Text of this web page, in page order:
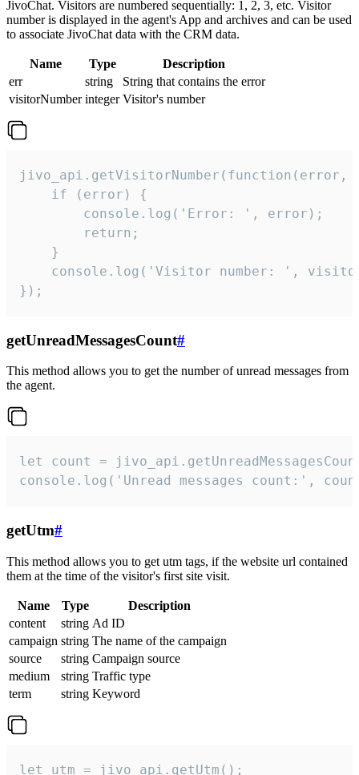
JivoChat. Visitors are numbered sequentially: 1, 2, 3, etc. Visitor
number is displayed in the agent's App and archives and can be used
to associate JivoChat data with the CRM data.
Name Type
Description
err
string
String that contains the error
visitorNumber integer Visitor's number
jivo_api.getVisitorNumber(function(error,
    if (error) {
        console.log('Error: ', error);
        return;
    }
console.log('Visitor number: ',
});
getUnreadMessagesCount#
This method allows you to get the number of unread messages from
the agent.
let count =
console.log('Unread messages count:',
getUtm#
This method allows you to get utm tags, if the website url contained
them at the time of the visitor's first site visit.
Name Type
Description
content
string Ad ID
campaign string The name of the campaign
source
string Campaign source
medium
string Traffic type
term
string Keyword
let utm = jivo_api.getUtm();